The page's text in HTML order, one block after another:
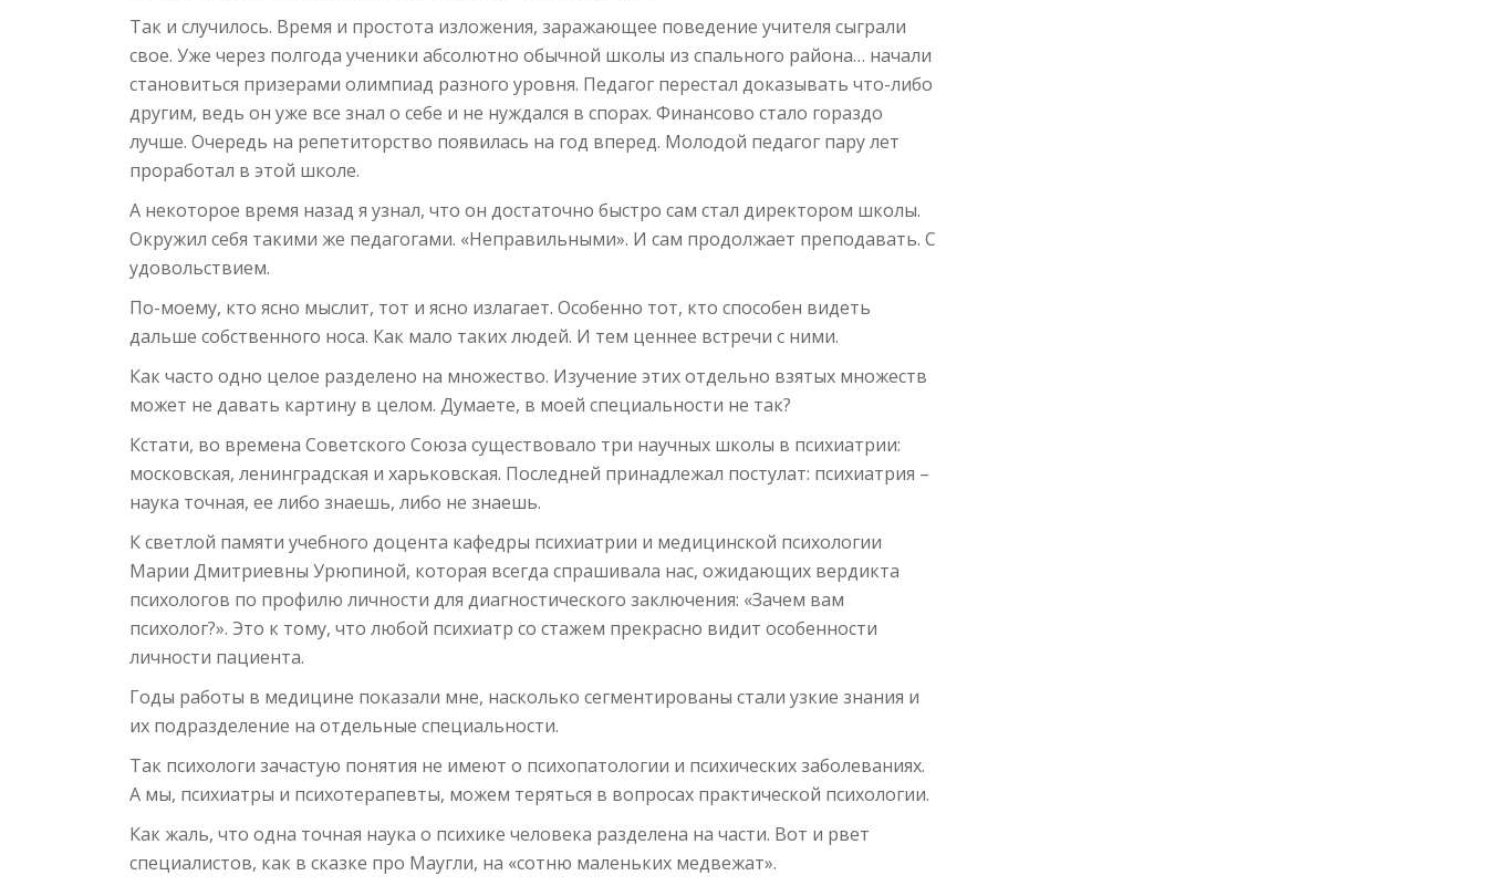
Так и случилось. Время и простота изложения, заражающее поведение учителя сыграли
свое. Уже через полгода ученики абсолютно обычной школы из спального района… начали
становиться призерами олимпиад разного уровня. Педагог перестал доказывать что-либо
другим, ведь он уже все знал о себе и не нуждался в спорах. Финансово стало гораздо
лучше. Очередь на репетиторство появилась на год вперед. Молодой педагог пару лет
проработал в этой школе.
А некоторое время назад я узнал, что он достаточно быстро сам стал директором школы.
Окружил себя такими же педагогами. «Неправильными». И сам продолжает преподавать. С
удовольствием.
По-моему, кто ясно мыслит, тот и ясно излагает. Особенно тот, кто способен видеть
дальше собственного носа. Как мало таких людей. И тем ценнее встречи с ними.
Как часто одно целое разделено на множество. Изучение этих отдельно взятых множеств
может не давать картину в целом. Думаете, в моей специальности не так?
Кстати, во времена Советского Союза существовало три научных школы в психиатрии:
московская, ленинградская и харьковская. Последней принадлежал постулат: психиатрия –
наука точная, ее либо знаешь, либо не знаешь.
К светлой памяти учебного доцента кафедры психиатрии и медицинской психологии
Марии Дмитриевны Урюпиной, которая всегда спрашивала нас, ожидающих вердикта
психологов по профилю личности для диагностического заключения: «Зачем вам
психолог?». Это к тому, что любой психиатр со стажем прекрасно видит особенности
личности пациента.
Годы работы в медицине показали мне, насколько сегментированы стали узкие знания и
их подразделение на отдельные специальности.
Так психологи зачастую понятия не имеют о психопатологии и психических заболеваниях.
А мы, психиатры и психотерапевты, можем теряться в вопросах практической психологии.
Как жаль, что одна точная наука о психике человека разделена на части. Вот и рвет
специалистов, как в сказке про Маугли, на «сотню маленьких медвежат».